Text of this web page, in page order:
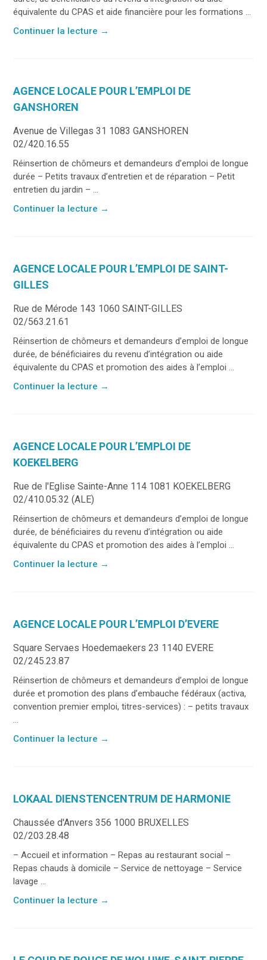
équivalente du CPAS et aide financière pour les formations ...
Continuer la lecture →
AGENCE LOCALE POUR L’EMPLOI DE
GANSHOREN
Avenue de Villegas 31 1083 GANSHOREN
02/420.16.55
Réinsertion de chômeurs et demandeurs d’emploi de longue
durée – Petits travaux d’entretien et de réparation – Petit
entretien du jardin – ...
Continuer la lecture →
AGENCE LOCALE POUR L’EMPLOI DE SAINT-
GILLES
Rue de Mérode 143 1060 SAINT-GILLES
02/563.21.61
Réinsertion de chômeurs et demandeurs d’emploi de longue
durée, de bénéficiaires du revenu d’intégration ou aide
équivalente du CPAS et promotion des aides à l’emploi ...
Continuer la lecture →
AGENCE LOCALE POUR L’EMPLOI DE
KOEKELBERG
Rue de l'Eglise Sainte-Anne 114 1081 KOEKELBERG
02/410.05.32 (ALE)
Réinsertion de chômeurs et demandeurs d’emploi de longue
durée, de bénéficiaires du revenu d’intégration ou aide
équivalente du CPAS et promotion des aides à l’emploi ...
Continuer la lecture →
AGENCE LOCALE POUR L’EMPLOI D’EVERE
Square Servaes Hoedemaekers 23 1140 EVERE
02/245.23.87
Réinsertion de chômeurs et demandeurs d’emploi de longue
durée et promotion des plans d’embauche fédéraux (activa,
convention premier emploi, titres-services) : – petits travaux
...
Continuer la lecture →
LOKAAL DIENSTENCENTRUM DE HARMONIE
Chaussée d'Anvers 356 1000 BRUXELLES
02/203.28.48
– Accueil et information – Repas au restaurant social –
Repas chauds à domicile – Service de nettoyage – Service
lavage ...
Continuer la lecture →